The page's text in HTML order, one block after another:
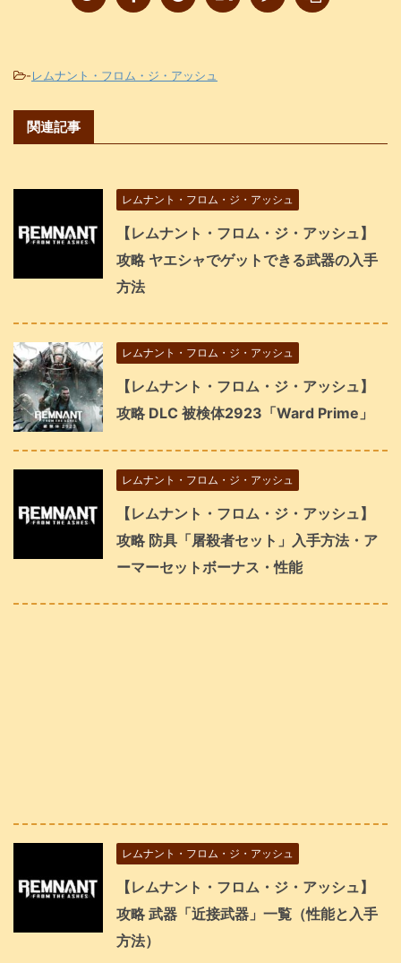
-レムナント・フロム・ジ・アッシュ
関連記事
レムナント・フロム・ジ・アッシュ
【レムナント・フロム・ジ・アッシュ】
攻略 ヤエシャでゲットできる武器の入手
方法
レムナント・フロム・ジ・アッシュ
【レムナント・フロム・ジ・アッシュ】
攻略 DLC 被検体2923「Ward Prime」
レムナント・フロム・ジ・アッシュ
【レムナント・フロム・ジ・アッシュ】
攻略 防具「屠殺者セット」入手方法・ア
ーマーセットボーナス・性能
レムナント・フロム・ジ・アッシュ
【レムナント・フロム・ジ・アッシュ】
攻略 武器「近接武器」一覧（性能と入手
方法）